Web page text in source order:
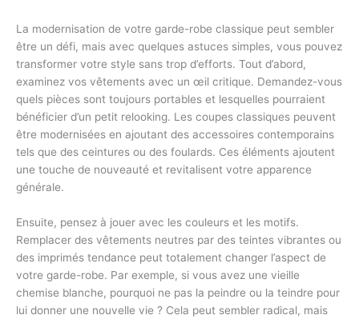
La modernisation de votre garde-robe classique peut sembler
être un défi, mais avec quelques astuces simples, vous pouvez
transformer votre style sans trop d’efforts. Tout d’abord,
examinez vos vêtements avec un œil critique. Demandez-vous
quels pièces sont toujours portables et lesquelles pourraient
bénéficier d’un petit relooking. Les coupes classiques peuvent
être modernisées en ajoutant des accessoires contemporains
tels que des ceintures ou des foulards. Ces éléments ajoutent
une touche de nouveauté et revitalisent votre apparence
générale.
Ensuite, pensez à jouer avec les couleurs et les motifs.
Remplacer des vêtements neutres par des teintes vibrantes ou
des imprimés tendance peut totalement changer l’aspect de
votre garde-robe. Par exemple, si vous avez une vieille
chemise blanche, pourquoi ne pas la peindre ou la teindre pour
lui donner une nouvelle vie ? Cela peut sembler radical, mais